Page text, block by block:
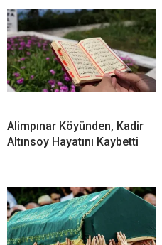
Alimpınar Köyünden, Kadir
Altınsoy Hayatını Kaybetti